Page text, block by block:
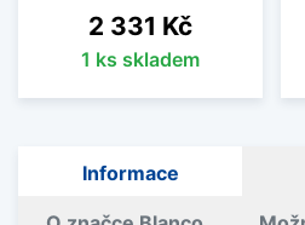
Cena
2 331 Kč
1 ks skladem
Informace